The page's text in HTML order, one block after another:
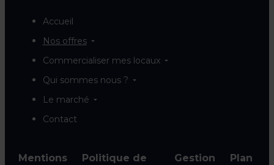
Accueil
Nos offres
Commercialiser mes locaux
Qui sommes nous ?
Le marché
Contact
Mentions
Politique de
Gestion
Plan